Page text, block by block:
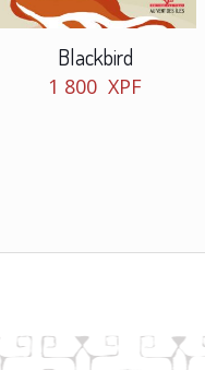
Blackbird
1 800 XPF